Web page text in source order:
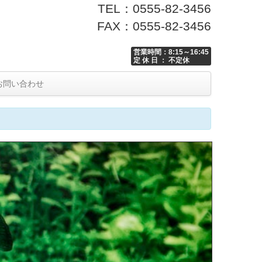
TEL：0555-82-3456
FAX：0555-82-3456
営業時間：8:15～16:45
定 休 日 ： 不定休
い合わせ